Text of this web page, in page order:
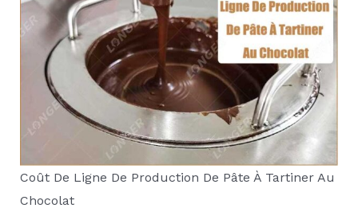
Coût De Ligne De Production De Pâte À Tartiner Au
Chocolat